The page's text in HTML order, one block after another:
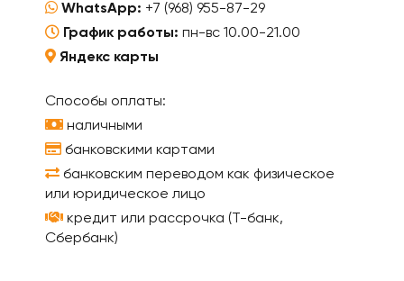
WhatsApp: +7 (968) 955-87-29
График работы: пн-вс 10.00-21.00
Яндекс карты
Способы оплаты:
наличными
банковскими картами
банковским переводом как физическое
или юридическое лицо
кредит или рассрочка (Т-банк,
Сбербанк)